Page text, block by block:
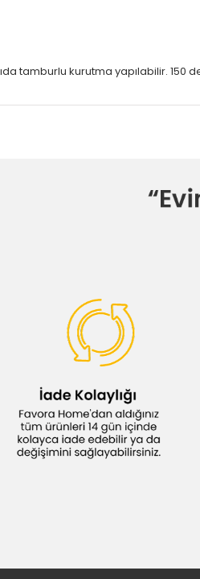
tamburlu kurutma yapılabilir.